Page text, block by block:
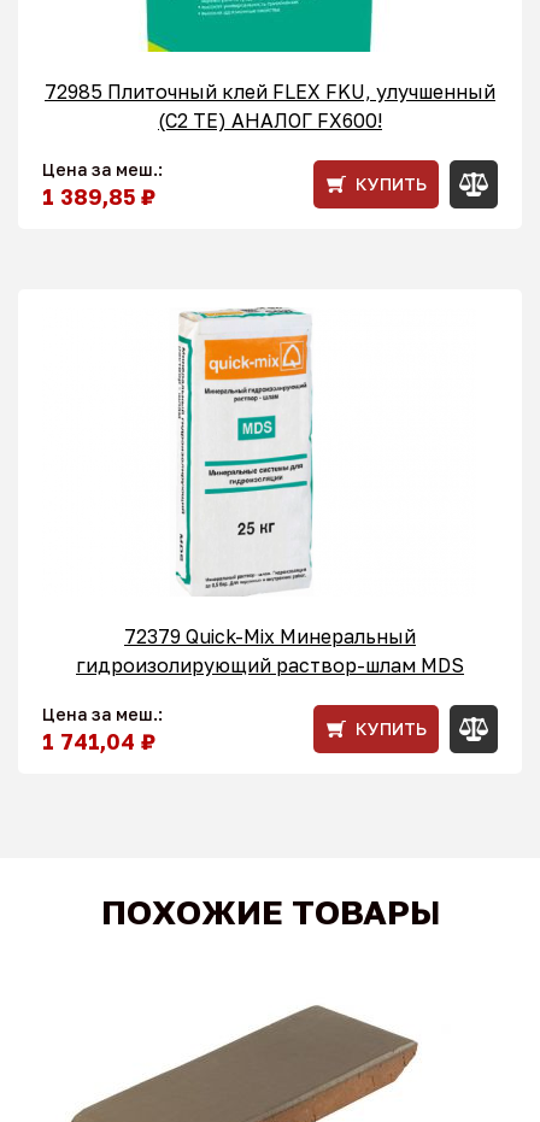
72985 Плиточный клей FLEX FKU, улучшенный
(С2 ТЕ) АНАЛОГ FX600!
Цена за меш.:
1 389,85 ₽ КУПИТЬ
72379 Quick-Mix Минеральный
гидроизолирующий раствор-шлам MDS
Цена за меш.:
1 741,04 ₽ КУПИТЬ
ПОХОЖИЕ ТОВАРЫ